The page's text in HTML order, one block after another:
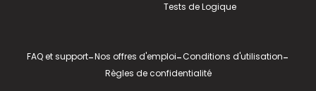
Tests de Logique
FAQ et support-Nos offres d'emploi-Conditions d'utilisation-
Règles de confidentialité